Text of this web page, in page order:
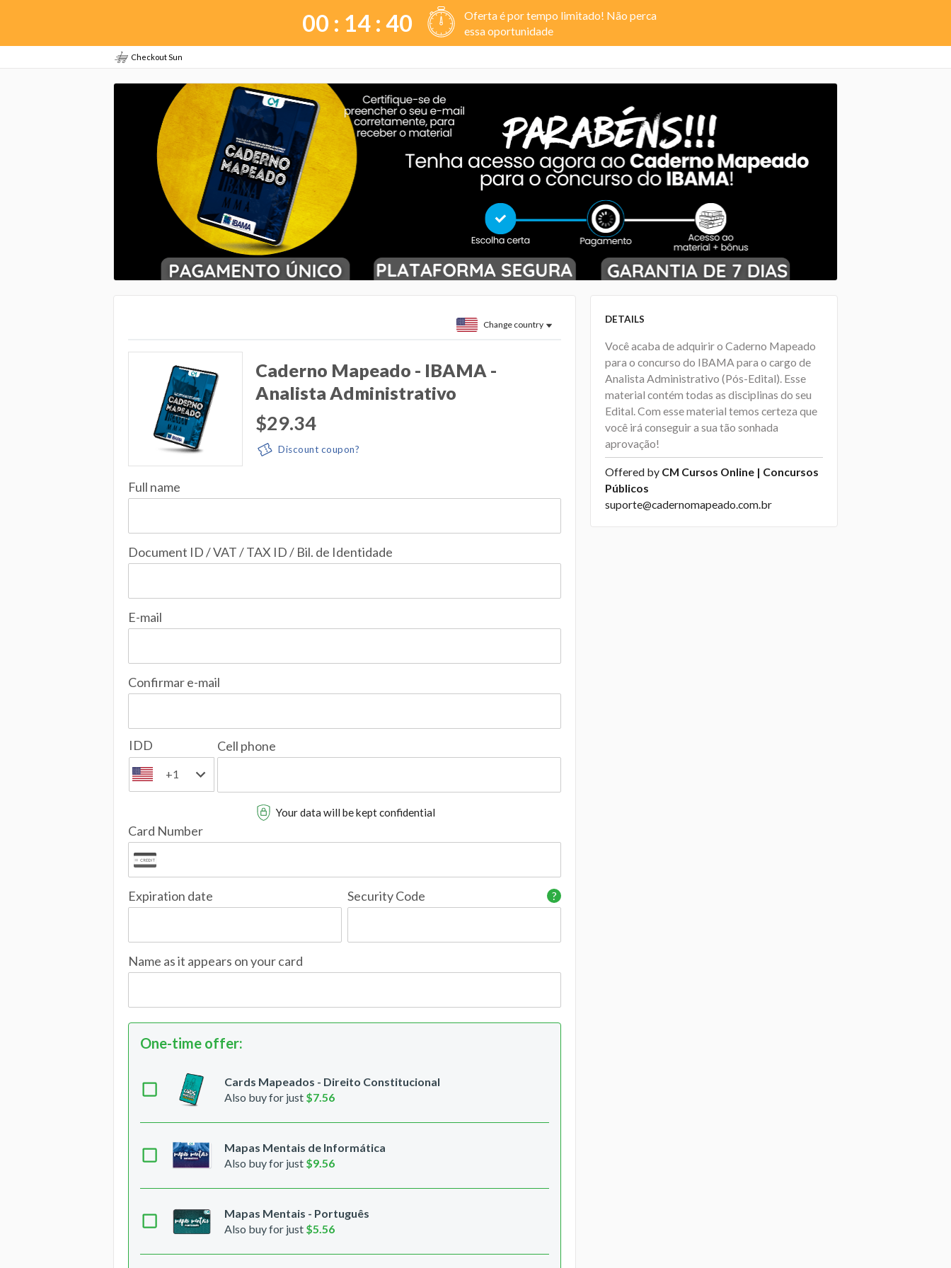
00 : 14: 39
Oferta é por tempo limitado! Não perca
essa oportunidade
Checkout Sun
Change country
Caderno Mapeado - IBAMA -
Analista Administrativo
$29.34
Discount coupon?
Full name
Document ID / VAT / TAX ID / Bil. de Identidade
E-mail
Confirmar e-mail
IDD
+1
Cell phone
Your data will be kept confidential
Card Number
Expiration date ?
Security Code
Name as it appears on your card
One-time offer:
Cards Mapeados - Direito Constitucional
Also buy for just $7.56
Mapas Mentais de Informática
Also buy for just $9.56
Mapas Mentais - Português
Also buy for just $5.56
DETAILS
Você acaba de adquirir o Caderno Mapeado
para o concurso do IBAMA para o cargo de
Analista Administrativo (Pós-Edital). Esse
material contém todas as disciplinas do seu
Edital. Com esse material temos certeza que
você irá conseguir a sua tão sonhada
aprovação!
Offered by CM Cursos Online | Concursos
Públicos
suporte@cadernomapeado.com.br